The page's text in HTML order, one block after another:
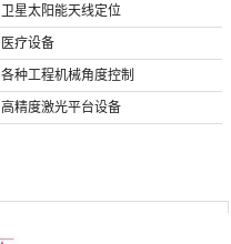
卫星太阳能天线定位
医疗设备
各种工程机械角度控制
高精度激光平台设备